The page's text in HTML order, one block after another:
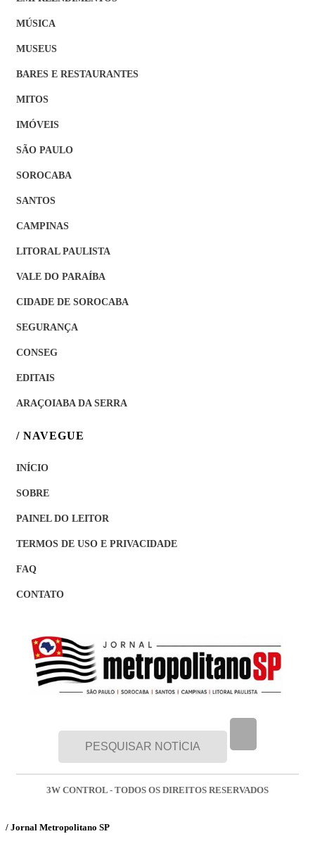
MÚSICA
MUSEUS
BARES E RESTAURANTES
MITOS
IMÓVEIS
SÃO PAULO
SOROCABA
SANTOS
CAMPINAS
LITORAL PAULISTA
VALE DO PARAÍBA
CIDADE DE SOROCABA
SEGURANÇA
CONSEG
EDITAIS
ARAÇOIABA DA SERRA
/ NAVEGUE
INÍCIO
SOBRE
PAINEL DO LEITOR
TERMOS DE USO E PRIVACIDADE
FAQ
CONTATO
3W CONTROL - TODOS OS DIREITOS RESERVADOS
/ Jornal Metropolitano SP